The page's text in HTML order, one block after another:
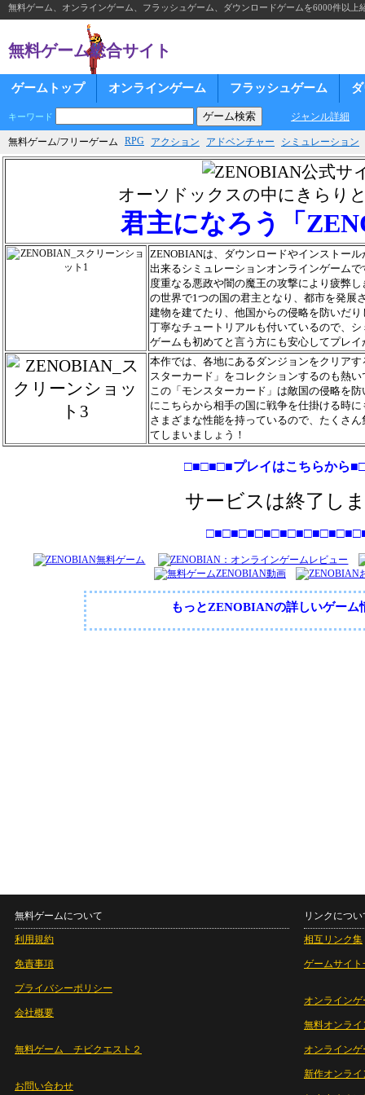
無料ゲーム、オンラインゲーム、フラッシュゲーム、ダウンロードゲームを6000件以上
無料ゲーム総合サイト
ゲームトップ オンラインゲーム フラッシュゲーム
キーワード ジャンル詳細
無料ゲーム/フリーゲーム RPG アクション アドベンチャー シミュレーション
オーソドックスの中にきらり
君主になろう「
ZENOBIANは、ダウンロードやインストー
出来るシミュレーションオンラインゲームで
度重なる悪政や闇の魔王の攻撃により疲弊
の世界で1つの国の君主となり、都市を発展
建物を建てたり、他国からの侵略を防いだり
丁寧なチュートリアルも付いているので、
ゲームも初めてと言う方にも安心してプレイ
本作では、各地にあるダンジョンをクリア
スターカード」をコレクションするのも熱い
この「モンスターカード」は敵国の侵略を
にこちらから相手の国に戦争を仕掛ける時
さまざまな性能を持っているので、たくさ
てしまいましょう！
□■□■□■プレイはこちらから
サービスは終了し
もっとZENOBIANの詳しいゲーム
無料ゲームについて
利用規約
免責事項
プライバシーポリシー
会社概要
無料ゲーム チビクエスト２
お問い合わせ
リンクについ
相互リンク集
ゲームサイト
オンラインゲ
無料オンライ
オンライン
新作オンライ